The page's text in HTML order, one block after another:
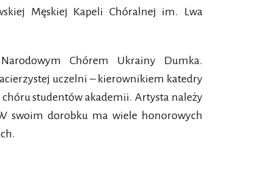
Męskiej Kapeli Chóralnej im. Lwa
Chórem Ukrainy Dumka.
uczelni – kierownikiem katedry
studentów akademii. Artysta należy
swoim dorobku ma wiele honorowych